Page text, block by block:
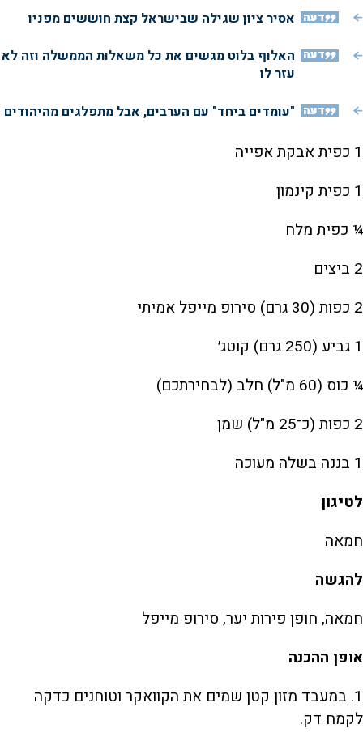
דעה אסיר ציון שגילה שבישראל קצת חוששים מפניו
דעה האלוף בלוט מגשים את כל משאלות הממשלה וזה לא
עזר לו
דעה "עומדים ביחד" עם הערבים, אבל מתפלגים מהיהודים
1 כפית אבקת אפייה
1 כפית קינמון
¼ כפית מלח
2 ביצים
2 כפות (30 גרם) סירופ מייפל אמיתי
1 גביע (250 גרם) קוטג׳
¼ כוס (60 מ"ל) חלב (לבחירתכם)
2 כפות (כ־25 מ"ל) שמן
1 בננה בשלה מעוכה
לטיגון
חמאה
להגשה
חמאה, חופן פירות יער, סירופ מייפל
אופן ההכנה
1. במעבד מזון קטן שמים את הקוואקר וטוחנים כדקה
לקמח דק.